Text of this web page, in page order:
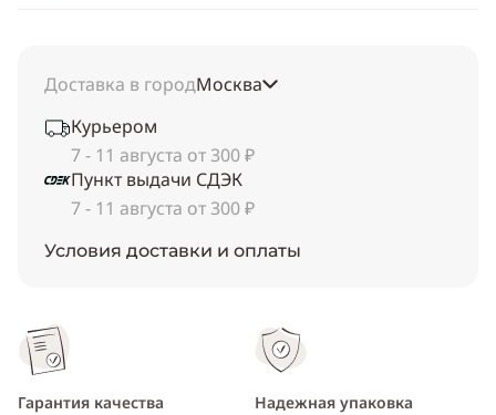
Доставка в городМосква
Курьером
7 - 11 августа от 300 ₽
Пункт выдачи СДЭК
7 - 11 августа от 300 ₽
Условия доставки и оплаты
Гарантия качества
Надежная упаковка